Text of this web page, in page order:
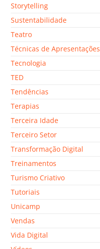
Storytelling
Sustentabilidade
Teatro
Técnicas de Apresentações
Tecnologia
TED
Tendências
Terapias
Terceira Idade
Terceiro Setor
Transformação Digital
Treinamentos
Turismo Criativo
Tutoriais
Unicamp
Vendas
Vida Digital